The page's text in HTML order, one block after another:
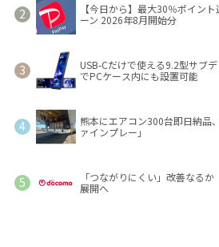
【今日から】最大30％ポイン
ーン 2026年8月開始分
USB-Cだけで使える9.2型サブ
でPCケース内にも設置可能
熊本にエアコン300台即日納品
ァインプレー」
「つながりにくい」改善なる
展開へ